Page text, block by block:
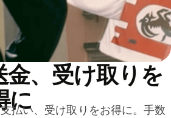
金、受け取りを
に
払い、受け取りをお得に。手数